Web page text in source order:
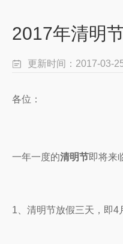
2017年清明
更新时间：2017-03-
各位：
一年一度的清明节即将来
1、清明节放假三天，即4